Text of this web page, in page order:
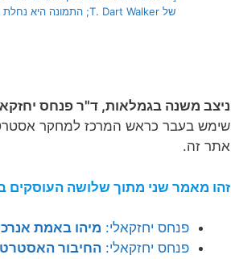
ניצב משנה בגמלאות, ד"ר פנחס
שימש בעבר כראש המרכז למחקר
אתר זה.
זהו מאמר שני מתוך שלושה העוסקים
פנחס יחזקאלי: מיהו באמת
פנחס יחזקאלי: החיבור